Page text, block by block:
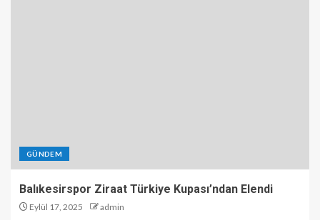
GÜNDEM
Balıkesirspor Ziraat Türkiye Kupası’ndan Elendi
Eylül 17, 2025 admin